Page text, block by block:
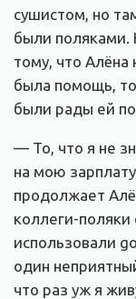
сушистом, но
были поляками.
тому, что Алёна
была помощь, то
были рады ей
— То, что я не
на мою
продолжает
коллеги-
использовали
один
что раз уж я